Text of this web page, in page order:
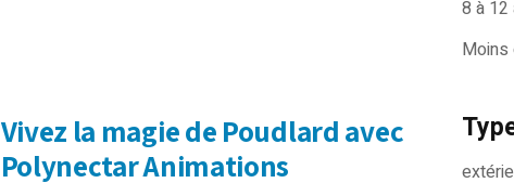
Vivez la magie de Poudlard avec
Polynectar Animations
8 à 12
Moins